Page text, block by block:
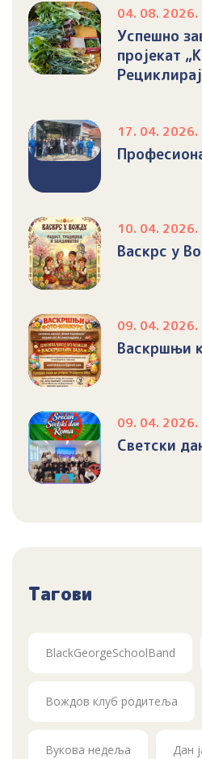
04. 08. 2026.
Успешно
пројекат
17. 04. 2026.
10. 04. 2026.
Васкрс у
09. 04. 2026.
Васкршњи
09. 04. 2026.
Светски
Тагови
BlackGeorgeSchoolBand
Вождов клуб родитеља
Вукова недеља Дан